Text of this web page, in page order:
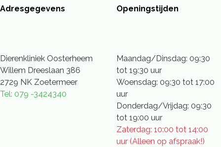
Adresgegevens
Dierenkliniek Oosterheem
Willem Dreeslaan 386
2729 NK Zoetermeer
Tel: 079 -3424340
Openingstijden
Maandag/Dinsdag: 09:30
tot 19:30 uur
Woensdag: 09:30 tot 17:00
uur
Donderdag/Vrijdag: 09:30
tot 19:00 uur
Zaterdag: 10:00 tot 14:00
uur (Alleen op afspraak!)